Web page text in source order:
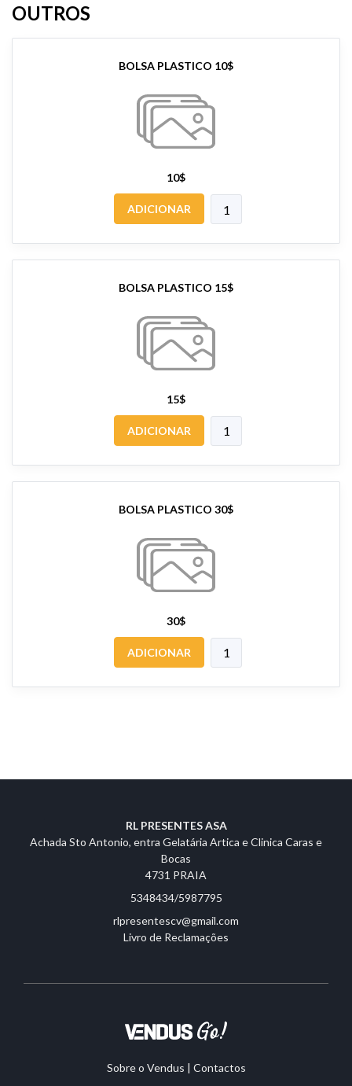
OUTROS
BOLSA PLASTICO 10$
10$
ADICIONAR
BOLSA PLASTICO 15$
15$
ADICIONAR
BOLSA PLASTICO 30$
30$
ADICIONAR
RL PRESENTES ASA
Achada Sto Antonio, entra Gelatária Artica e Clinica Caras e
Bocas
4731 PRAIA
5348434/5987795
rlpresentescv@gmail.com
Livro de Reclamações
Sobre o Vendus | Contactos